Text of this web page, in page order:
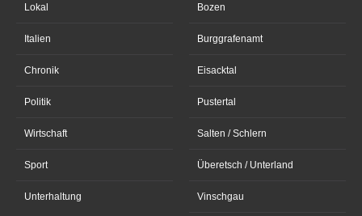
Lokal
Italien
Chronik
Politik
Wirtschaft
Sport
Unterhaltung
Bozen
Burggrafenamt
Eisacktal
Pustertal
Salten / Schlern
Überetsch / Unterland
Vinschgau